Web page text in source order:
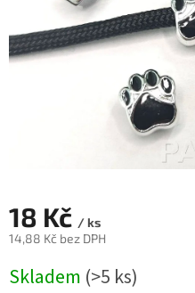
18 Kč / ks
14,88 Kč bez DPH
cena:
Skladem (>5 ks)